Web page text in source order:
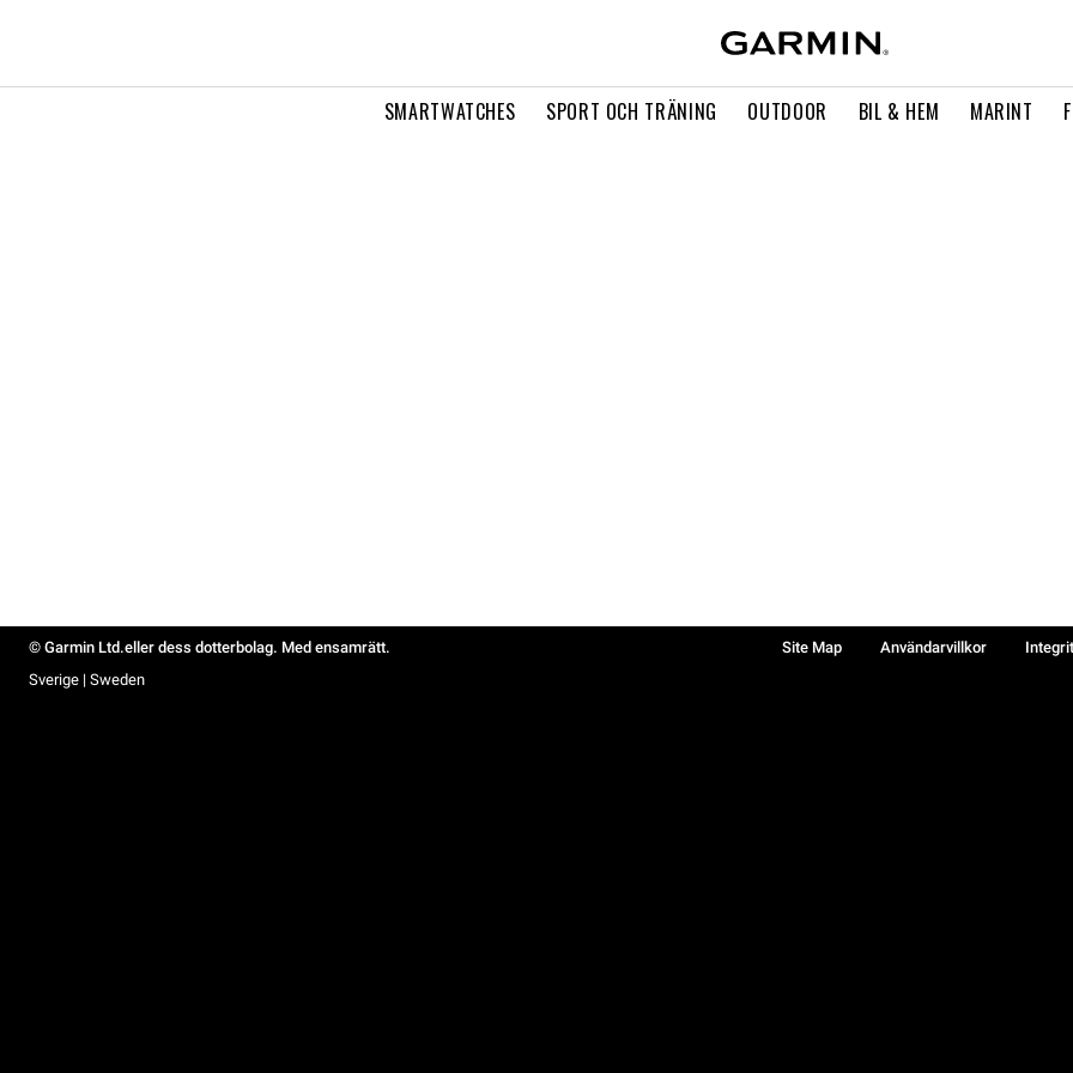
SMARTWATCHES SPORT OCH TRÄNING OUTDOOR BIL & HEM MARINT
© Garmin Ltd.eller dess dotterbolag. Med ensamrätt. Site Map Användarvillkor
Sverige | Sweden